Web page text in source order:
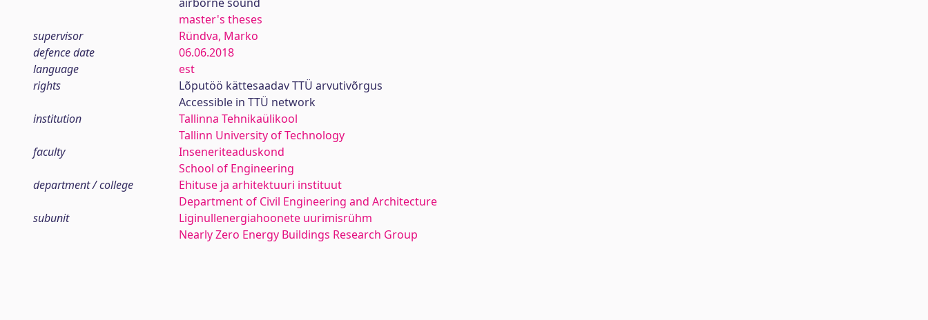
master's theses
supervisor
Ründva, Marko
defence date
06.06.2018
language
est
rights
Lõputöö kättesaadav TTÜ arvutivõrgus
Accessible in TTÜ network
institution
Tallinna Tehnikaülikool
Tallinn University of Technology
faculty
Inseneriteaduskond
School of Engineering
department / college
Ehituse ja arhitektuuri instituut
Department of Civil Engineering and Architecture
subunit
Liginullenergiahoonete uurimisrühm
Nearly Zero Energy Buildings Research Group